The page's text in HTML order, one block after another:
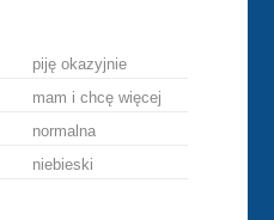
piję okazyjnie
mam i chcę więcej
normalna
niebieski